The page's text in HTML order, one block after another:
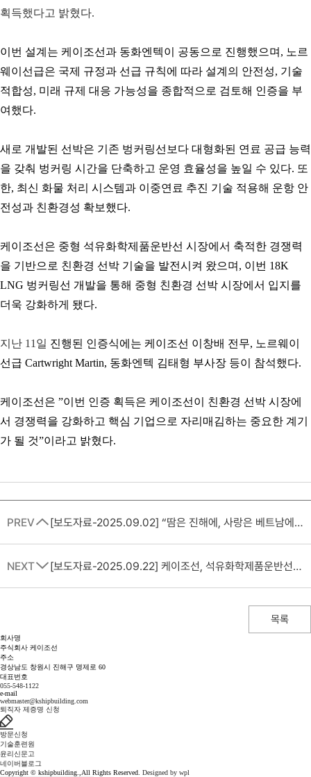
획득했다고 밝혔다.
이번 설계는 케이조선과 동화엔텍이 공동으로 진행했으며, 노르
웨이선급은 국제 규정과 선급 규칙에 따라 설계의 안전성, 기술
적합성, 미래 규제 대응 가능성을 종합적으로 검토해 인증을 부
여했다.
새로 개발된 선박은 기존 벙커링선보다 대형화된 연료 공급 능력
을 갖춰 벙커링 시간을 단축하고 운영 효율성을 높일 수 있다. 또
한, 최신 화물 처리 시스템과 이중연료 추진 기술 적용해 운항 안
전성과 친환경성 확보했다.
케이조선은 중형 석유화학제품운반선 시장에서 축적한 경쟁력
을 기반으로 친환경 선박 기술을 발전시켜 왔으며, 이번 18K
LNG 벙커링선 개발을 통해 중형 친환경 선박 시장에서 입지를
더욱 강화하게 됐다.
지난 11일 진행된 인증식에는 케이조선 이창배 전무, 노르웨이
선급 Cartwright Martin, 동화엔텍 김태형 부사장 등이 참석했다.
케이조선은 ”이번 인증 획득은 케이조선이 친환경 선박 시장에
서 경쟁력을 강화하고 핵심 기업으로 자리매김하는 중요한 계기
가 될 것”이라고 밝혔다.
PREV [보도자료-2025.09.02] “땀은 진해에, 사랑은 베트남에” 케이조선, 베트남 근로자 가족에 선풍기 선물
NEXT [보도자료-2025.09.22] 케이조선, 석유화학제품운반선 2+2척 수주 ∙∙∙ 중형 선박 시장 강자로 자리매김
목록
회사명
주식회사 케이조선
주소
경상남도 창원시 진해구 명제로 60
대표번호
055-548-1122
e-mail
webmaster@kshipbuilding.com
퇴직자 제증명 신청
방문신청
기술훈련원
윤리신문고
네이버블로그
Copyright © kshipbuilding.,All Rights Reserved. Designed by wpl